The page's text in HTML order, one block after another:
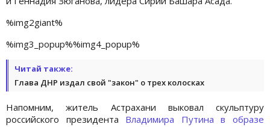
%img2giant%
%img3_popup%%img4_popup%
Читай также:
Глава ДНР издал свой "закон" о трех колосках
Напомним, житель Астрахани выковал скульптуру
российского президента Владимира Путина в образе